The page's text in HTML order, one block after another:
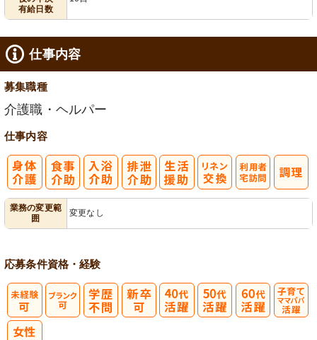
有給日数
仕事内容
募集職種
介護職・ヘルパー
仕事内容
業務の変更範
囲
変更なし
応募条件資格・経験